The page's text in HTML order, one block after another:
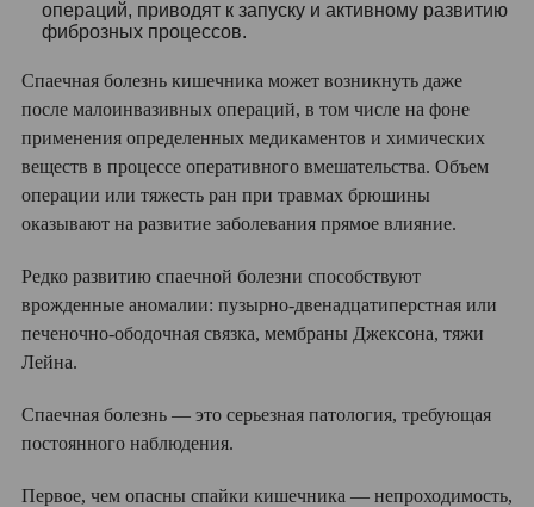
операций, приводят к запуску и активному развитию
фиброзных процессов.
Спаечная болезнь кишечника может возникнуть даже
после малоинвазивных операций, в том числе на фоне
применения определенных медикаментов и химических
веществ в процессе оперативного вмешательства. Объем
операции или тяжесть ран при травмах брюшины
оказывают на развитие заболевания прямое влияние.
Редко развитию спаечной болезни способствуют
врожденные аномалии: пузырно-двенадцатиперстная или
печеночно-ободочная связка, мембраны Джексона, тяжи
Лейна.
Спаечная болезнь — это серьезная патология, требующая
постоянного наблюдения.
Первое, чем опасны спайки кишечника — непроходимость,